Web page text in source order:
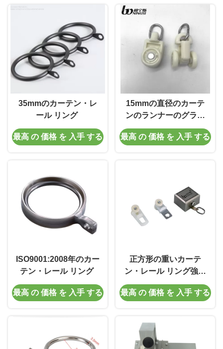
35mmのカーテン・レ
ール リング
最高 の 価格 を 入手 する
15mmの直径のカーテ
ンのランナーのグライ
ダー
最高 の 価格 を 入手 する
ISO9001:2008年のカー
テン・レール リング
最高 の 価格 を 入手 する
正方形の重いカーテ
ン・レール リング強い
忍耐アルミニウム カー
テン トラック
最高 の 価格 を 入手 する